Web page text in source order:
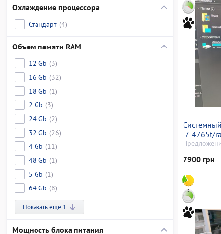
Охлаждение процессора
Стандарт (4)
Объем памяти RAM
12 Gb (3)
16 Gb (32)
18 Gb (1)
2 Gb (3)
24 Gb (2)
32 Gb (26)
4 Gb (11)
48 Gb (1)
5 Gb (1)
64 Gb (8)
Показать ещё 1
Мощность блока питания
i7-4765t/
gb/ssd
7900 грн